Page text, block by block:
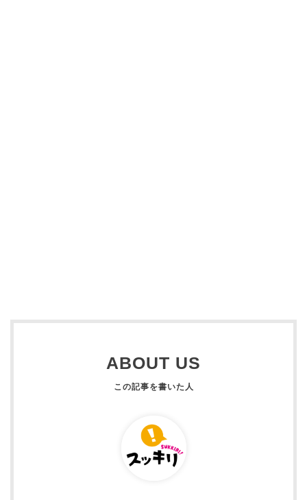
ABOUT US